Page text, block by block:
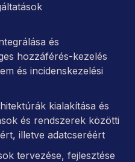
és
hozzáférés-kezelés
és incidenskezelési
kialakítása és
és rendszerek közötti
illetve adatcseréért
tervezése, fejlesztése